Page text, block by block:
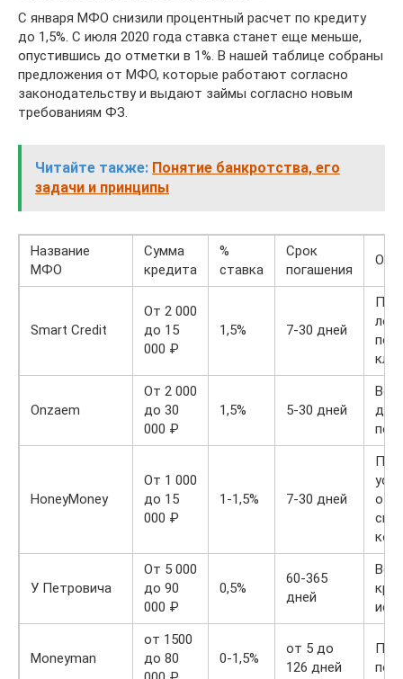
С января МФО снизили процентный расчет по кредиту
до 1,5%. С июля 2020 года ставка станет еще меньше,
опустившись до отметки в 1%. В нашей таблице собраны
предложения от МФО, которые работают согласно
законодательству и выдают займы согласно новым
требованиям ФЗ.
Читайте также: Понятие банкротства, его
задачи и принципы
Название
МФО
Сумма
кредита
%
ставка
Срок
погашения
Smart Credit
От 2 000
до 15
000 ₽
1,5% 7-30 дней
Onzaem
От 2 000
до 30
000 ₽
1,5% 5-30 дней
HoneyMoney
От 1 000
до 15
000 ₽
1-1,5% 7-30 дней
У Петровича
От 5 000
до 90
000 ₽
0,5%
60-365
дней
Moneyman
от 1500
до 80
0-1,5%
от 5 до
126 дней
под